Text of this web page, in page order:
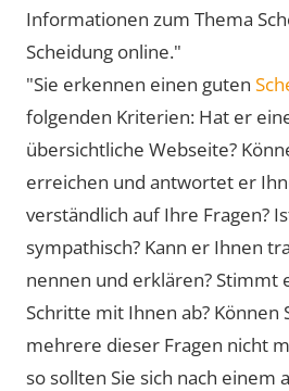
Informationen zum Thema
Scheidung online."
"Sie erkennen einen guten
folgenden Kriterien: Hat er
übersichtliche Webseite?
erreichen und antwortet er
verständlich auf Ihre Fragen?
sympathisch? Kann er Ihnen
nennen und erklären? Stimmt
Schritte mit Ihnen ab? Können
mehrere dieser Fragen nicht
so sollten Sie sich nach einem